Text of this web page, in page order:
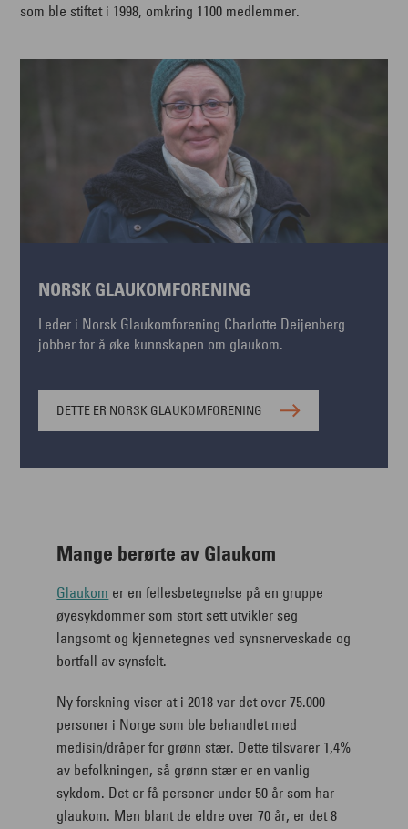
som ble stiftet i 1998, omkring 1100 medlemmer.
NORSK GLAUKOMFORENING
Leder i Norsk Glaukomforening Charlotte Deijenberg
jobber for å øke kunnskapen om glaukom.
DETTE ER NORSK GLAUKOMFORENING
Mange berørte av Glaukom
Glaukom er en fellesbetegnelse på en gruppe
øyesykdommer som stort sett utvikler seg
langsomt og kjennetegnes ved synsnerveskade og
bortfall av synsfelt.
Ny forskning viser at i 2018 var det over 75.000
personer i Norge som ble behandlet med
medisin/dråper for grønn stær. Dette tilsvarer 1,4%
av befolkningen, så grønn stær er en vanlig
sykdom. Det er få personer under 50 år som har
glaukom. Men blant de eldre over 70 år, er det 8